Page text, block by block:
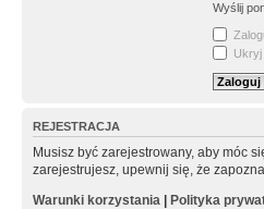
Wyślij
Ukryj
REJESTRACJA
Musisz być zarejestrowany, aby móc
zarejestrujesz, upewnij się, że
Warunki korzystania | Polityka